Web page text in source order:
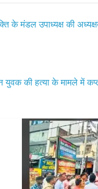
के मंडल उपाध्यक्ष की
युवक की हत्या के मामले में